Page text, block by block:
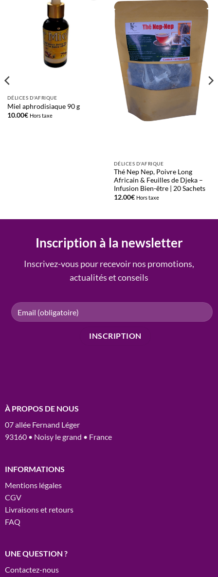
DÉLICES D'AFRIQUE
Miel aphrodisiaque 90 g
10.00€ Hors taxe
d’envies
DÉLICES D'AFRIQUE
Thé Nep Nep, Poivre Long
Africain & Feuilles de Djeka –
Infusion Bien-être | 20 Sachets
12.00€ Hors taxe
Inscription à la newsletter
Inscrivez-vous pour recevoir nos promotions,
actualités et conseils
À PROPOS DE NOUS
07 allée Fernand Léger
93160 • Noisy le grand • France
INFORMATIONS
Mentions légales
CGV
Livraisons et retours
FAQ
UNE QUESTION ?
Contactez-nous